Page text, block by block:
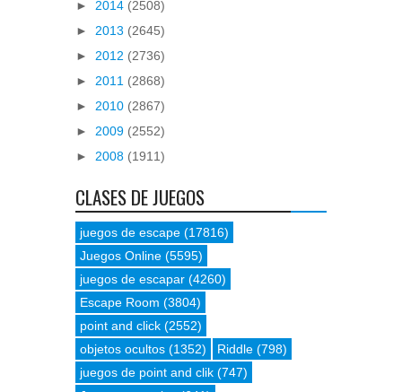
► 2014 (2508)
► 2013 (2645)
► 2012 (2736)
► 2011 (2868)
► 2010 (2867)
► 2009 (2552)
► 2008 (1911)
CLASES DE JUEGOS
juegos de escape (17816)
Juegos Online (5595)
juegos de escapar (4260)
Escape Room (3804)
point and click (2552)
objetos ocultos (1352) Riddle (798)
juegos de point and clik (747)